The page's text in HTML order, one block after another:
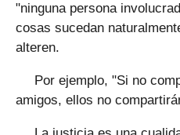
"ninguna persona
cosas sucedan
alteren.
Por ejemplo, "Si no
amigos, ellos no